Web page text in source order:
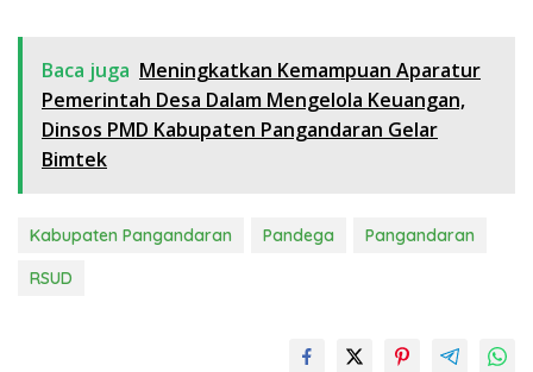
Baca juga Meningkatkan Kemampuan Aparatur
Pemerintah Desa Dalam Mengelola Keuangan,
Dinsos PMD Kabupaten Pangandaran Gelar
Bimtek
Kabupaten Pangandaran Pandega
Pangandaran
RSUD